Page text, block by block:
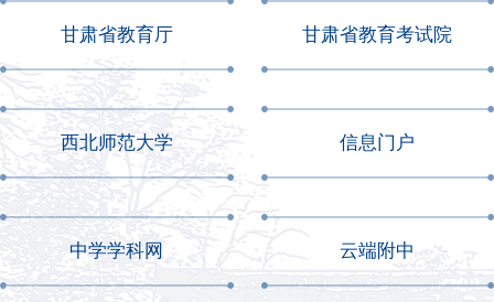
甘肃省教育厅 甘肃省教育考试院
西北师范大学 信息门户
中学学科网 云端附中